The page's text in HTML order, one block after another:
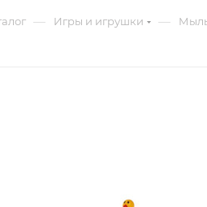
— Игры и игрушки —